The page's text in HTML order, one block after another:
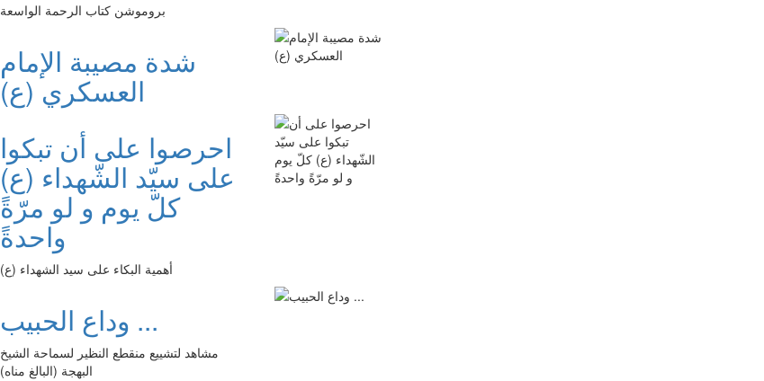
بروموشن كتاب الرحمة الواسعة
شدة مصيبة الإمام
العسكري (ع)
احرصوا على أن تبكوا
على سيّد الشّهداء (ع)
كلّ يوم و لو مرّةً
واحدةً
أهمية البكاء على سيد الشهداء (ع)
وداع الحبيب ...
مشاهد لتشييع منقطع النظير لسماحة الشيخ
البهجة (البالغ مناه)